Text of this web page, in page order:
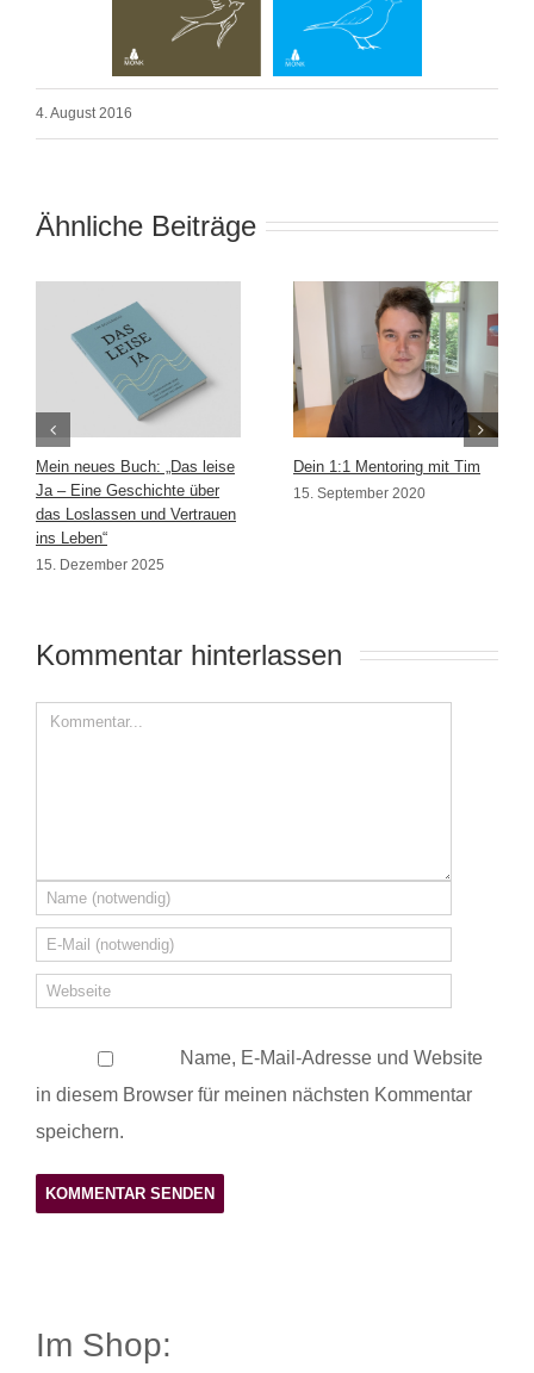
4. August 2016
Ähnliche Beiträge
Mein neues Buch: „Das leise
Ja – Eine Geschichte über
das Loslassen und Vertrauen
ins Leben“
15. Dezember 2025
Dein 1:1 Mentoring mit Tim
15. September 2020
Kommentar hinterlassen
Name, E-Mail-Adresse und Website
in diesem Browser für meinen nächsten Kommentar
speichern.
Im Shop: